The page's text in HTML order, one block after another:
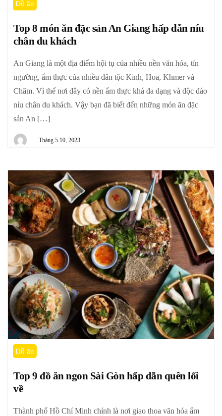
Đồ ăn
Top 8 món ăn đặc sản An Giang hấp dẫn níu
chân du khách
An Giang là một địa điểm hội tụ của nhiều nền văn hóa, tín
ngưỡng, ẩm thực của nhiều dân tộc Kinh, Hoa, Khmer và
Chăm. Vì thế nơi đây có nền ẩm thực khá đa dạng và độc đáo
níu chân du khách. Vậy bạn đã biết đến những món ăn đặc
sản An […]
Tháng 5 10, 2023
Đồ ăn
Top 9 đồ ăn ngon Sài Gòn hấp dẫn quên lối
về
Thành phố Hồ Chí Minh chính là nơi giao thoa văn hóa ẩm